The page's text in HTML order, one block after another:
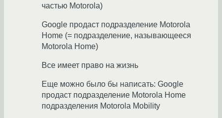
частью Motorola)
Google продаст подразделение Motorola
Home (= подразделение, называющееся
Motorola Home)
Все имеет право на жизнь
Еще можно было бы написать: Google
продаст подразделение Motorola Home
подразделения Motorola Mobility